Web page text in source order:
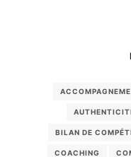
BILAN DE
COACHING